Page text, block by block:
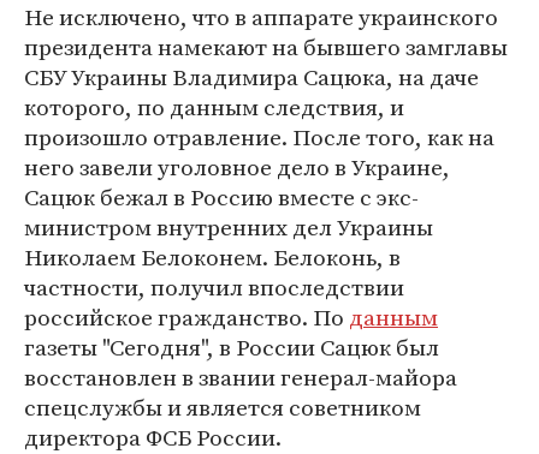
Не исключено, что в аппарате украинского
президента намекают на бывшего замглавы
СБУ Украины Владимира Сацюка, на даче
которого, по данным следствия, и
произошло отравление. После того, как на
него завели уголовное дело в Украине,
Сацюк бежал в Россию вместе с экс-
министром внутренних дел Украины
Николаем Белоконем. Белоконь, в
частности, получил впоследствии
российское гражданство. По данным
газеты "Сегодня", в России Сацюк был
восстановлен в звании генерал-майора
спецслужбы и является советником
директора ФСБ России.